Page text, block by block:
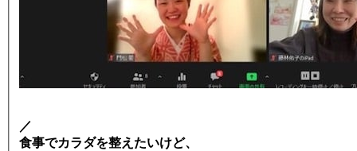
／
食事でカラダを整えたいけど、